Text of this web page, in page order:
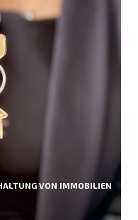
VON IMMOBILIEN